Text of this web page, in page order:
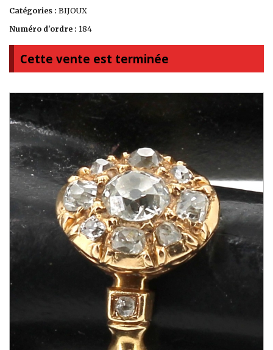
Catégories : BIJOUX
Numéro d'ordre : 184
Cette vente est terminée